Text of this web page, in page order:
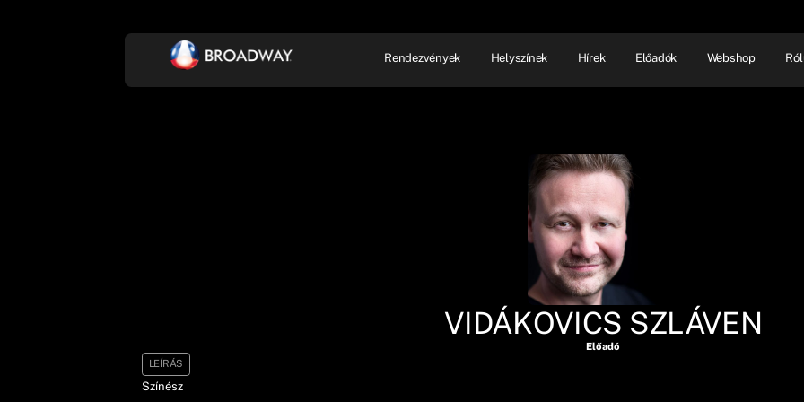
Rendezvények Helyszínek Hírek Előadók Webshop
VIDÁKOVICS SZLÁVEN
Előadó
LEÍRÁS
Színész